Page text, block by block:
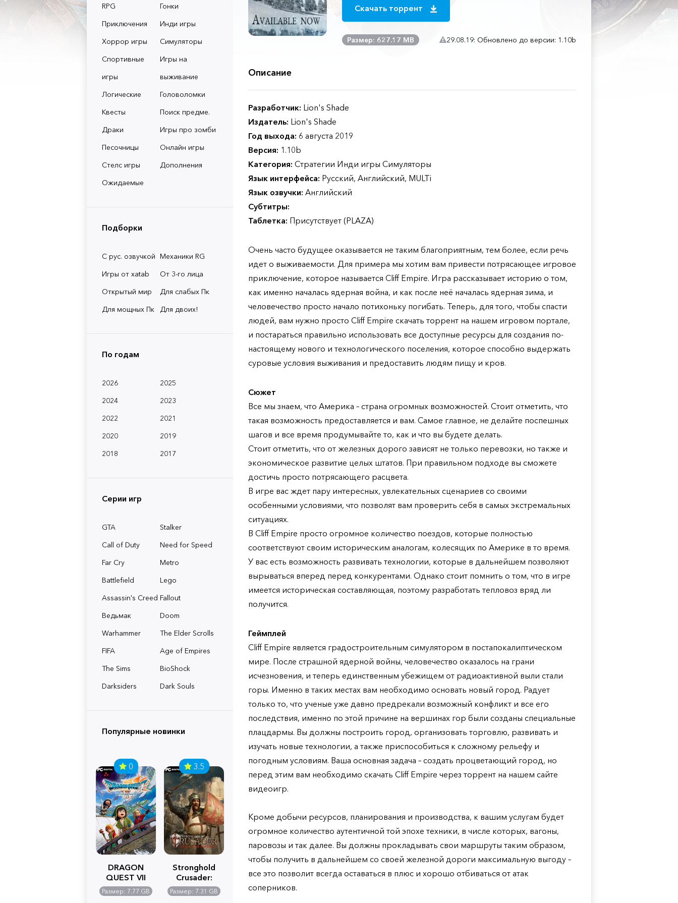
RPG
Гонки
Приключения
Инди игры
Хоррор игры
Симуляторы
Спортивные
игры
Игры на
выживание
Логические
Головоломки
Квесты
Поиск предме.
Драки
Игры про зомби
Песочницы
Онлайн игры
Стелс игры
Дополнения
Ожидаемые
Подборки
С рус. озвучкой Механики RG
Игры от xatab
От 3-го лица
Открытый мир
Для слабых Пк
Для мощных Пк
Для двоих!
По годам
2026
2025
2024
2023
2022
2021
2020
2019
2018
2017
Серии игр
GTA
Stalker
Call of Duty
Need for Speed
Far Cry
Metro
Battlefield
Lego
Assassin's Creed Fallout
Ведьмак
Doom
Warhammer
The Elder Scrolls
FIFA
Age of Empires
The Sims
BioShock
Darksiders
Dark Souls
Популярные новинки
0
DRAGON
QUEST VII
Reimagined
Размер: 7.77 GB
3.5
Stronghold
Crusader:
Definitive
Edition
Размер: 7.31 GB
Скачать торрент
Размер: 627.17 MB 29.08.19: Обновлено до версии: 1.10b
Описание
Разработчик: Lion's Shade
Издатель: Lion's Shade
Год выхода: 6 августа 2019
Версия: 1.10b
Категория: Стратегии Инди игры Симуляторы
Язык интерфейса: Русский, Английский, MULTi
Язык озвучки: Английский
Субтитры:
Таблетка: Присутствует (PLAZA)
Очень часто будущее оказывается не таким благоприятным, тем более, если речь
идет о выживаемости. Для примера мы хотим вам привести потрясающее игровое
приключение, которое называется Cliff Empire. Игра рассказывает историю о том,
как именно началась ядерная война, и как после неё началась ядерная зима, и
человечество просто начало потихоньку погибать. Теперь, для того, чтобы спасти
людей, вам нужно просто Cliff Empire скачать торрент на нашем игровом портале,
и постараться правильно использовать все доступные ресурсы для создания по-
настоящему нового и технологического поселения, которое способно выдержать
суровые условия выживания и предоставить людям пищу и кров.
Сюжет
Все мы знаем, что Америка – страна огромных возможностей. Стоит отметить, что
такая возможность предоставляется и вам. Самое главное, не делайте поспешных
шагов и все время продумывайте то, как и что вы будете делать.
Стоит отметить, что от железных дорого зависят не только перевозки, но также и
экономическое развитие целых штатов. При правильном подходе вы сможете
достичь просто потрясающего расцвета.
В игре вас ждет пару интересных, увлекательных сценариев со своими
особенными условиями, что позволят вам проверить себя в самых экстремальных
ситуациях.
В Cliff Empire просто огромное количество поездов, которые полностью
соответствуют своим историческим аналогам, колесящих по Америке в то время.
У вас есть возможность развивать технологии, которые в дальнейшем позволяют
вырываться вперед перед конкурентами. Однако стоит помнить о том, что в игре
имеется историческая составляющая, поэтому разработать тепловоз вряд ли
получится.
Геймплей
Cliff Empire является градостроительным симулятором в постапокалиптическом
мире. После страшной ядерной войны, человечество оказалось на грани
исчезновения, и теперь единственным убежищем от радиоактивной выли стали
горы. Именно в таких местах вам необходимо основать новый город. Радует
только то, что ученые уже давно предрекали возможный конфликт и все его
последствия, именно по этой причине на вершинах гор были созданы специальные
плацдармы. Вы должны построить город, организовать торговлю, развивать и
изучать новые технологии, а также приспособиться к сложному рельефу и
погодным условиям. Ваша основная задача – создать процветающий город, но
перед этим вам необходимо скачать Cliff Empire через торрент на нашем сайте
видеоигр.
Кроме добычи ресурсов, планирования и производства, к вашим услугам будет
огромное количество аутентичной той эпохе техники, в числе которых, вагоны,
паровозы и так далее. Вы должны прокладывать свои маршруты таким образом,
чтобы получить в дальнейшем со своей железной дороги максимальную выгоду –
все это позволит всегда оставаться в плюс и хорошо отбиваться от атак
соперников.